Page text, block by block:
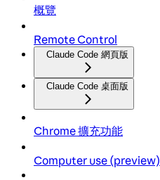
概覽
Remote Control
Claude Code 網頁版
Claude Code 桌面版
Chrome 擴充功能
Computer use (preview)